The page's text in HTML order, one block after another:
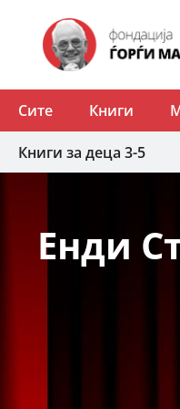
Сите Книги
Книги за деца 3-5
Енди